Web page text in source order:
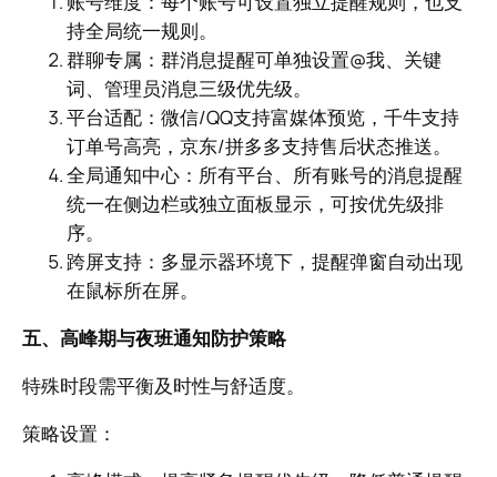
持全局统一规则。
群聊专属：群消息提醒可单独设置@我、关键
词、管理员消息三级优先级。
平台适配：微信/QQ支持富媒体预览，千牛支持
订单号高亮，京东/拼多多支持售后状态推送。
全局通知中心：所有平台、所有账号的消息提醒
统一在侧边栏或独立面板显示，可按优先级排
序。
跨屏支持：多显示器环境下，提醒弹窗自动出现
在鼠标所在屏。
五、高峰期与夜班通知防护策略
特殊时段需平衡及时性与舒适度。
策略设置：